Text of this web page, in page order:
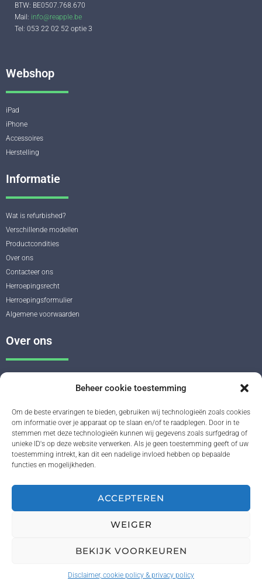
Beheer cookie toestemming
Om de beste ervaringen te bieden, gebruiken wij technologieën zoals cookies
om informatie over je apparaat op te slaan en/of te raadplegen. Door in te
stemmen met deze technologieën kunnen wij gegevens zoals surfgedrag of
unieke ID's op deze website verwerken. Als je geen toestemming geeft of uw
toestemming intrekt, kan dit een nadelige invloed hebben op bepaalde
functies en mogelijkheden.
ACCEPTEREN
WEIGER
BEKIJK VOORKEUREN
Disclaimer, cookie policy & privacy policy
BTW: BE0507.768.670
Mail: info@reapple.be
Tel: 053 22 02 52 optie 3
Webshop
iPad
iPhone
Accessoires
Herstelling
Informatie
Wat is refurbished?
Verschillende modellen
Productcondities
Over ons
Contacteer ons
Herroepingsrecht
Herroepingsformulier
Algemene voorwaarden
Over ons
Apple.
Openingsuren
cookie policy & privacy policy